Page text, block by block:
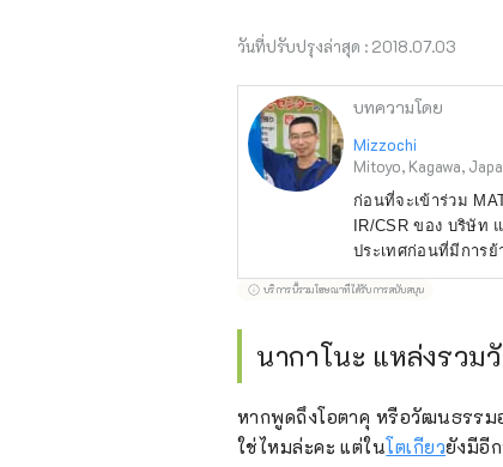
วันที่ปรับปรุงล่าสุด : 2018.07.03
บทความโดย
Mizzochi
Mitoyo, Kagawa,
ก่อนที่จะเข้าร่วม
IR/CSR ของ บริษัท
ประเทศก่อนที่มีการ
บทความสำหรับนักท่
ดำเนินงานเพื่อวางก
บริการนี้รวมโฆษณาที่ได้รับการสนับสนุน
นากาโนะ แหล่งรว
หากพูดถึงโอตาคุ หรือวัฒนธรร
ใช่ไหมล่ะคะ แต่ในโตเกียวยังมีอี